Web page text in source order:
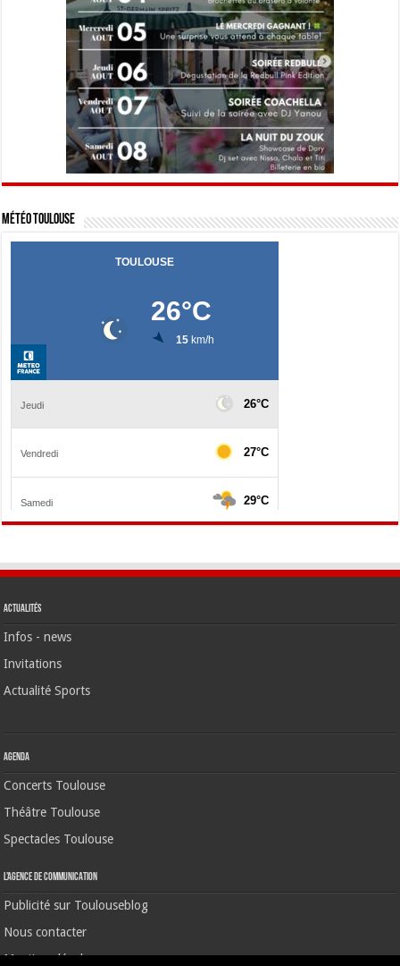
Météo Toulouse
Actualités
Infos - news
Invitations
Actualité Sports
Agenda
Concerts Toulouse
Théâtre Toulouse
Spectacles Toulouse
L’agence de communication
Publicité sur Toulouseblog
Nous contacter
Mentions légales